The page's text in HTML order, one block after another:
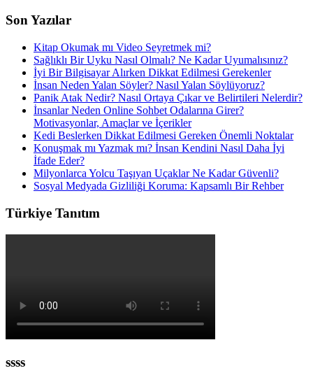
Son Yazılar
Kitap Okumak mı Video Seyretmek mi?
Sağlıklı Bir Uyku Nasıl Olmalı? Ne Kadar Uyumalısınız?
İyi Bir Bilgisayar Alırken Dikkat Edilmesi Gerekenler
İnsan Neden Yalan Söyler? Nasıl Yalan Söylüyoruz?
Panik Atak Nedir? Nasıl Ortaya Çıkar ve Belirtileri Nelerdir?
İnsanlar Neden Online Sohbet Odalarına Girer?
Motivasyonlar, Amaçlar ve İçerikler
Kedi Beslerken Dikkat Edilmesi Gereken Önemli Noktalar
Konuşmak mı Yazmak mı? İnsan Kendini Nasıl Daha İyi
İfade Eder?
Milyonlarca Yolcu Taşıyan Uçaklar Ne Kadar Güvenli?
Sosyal Medyada Gizliliği Koruma: Kapsamlı Bir Rehber
Türkiye Tanıtım
ssss